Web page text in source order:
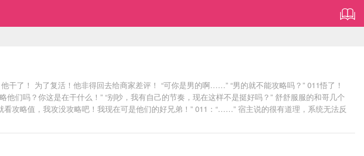
了！ 为了复活！他非得回去给商家差评！ “可你是男的啊……” “男的就不能攻略吗？” 011悟了！
们吗？你这是在干什么！” “别吵，我有自己的节奏，现在这样不是挺好吗？” 舒舒服服的和哥几个
攻略值，我攻没攻略吧！我现在可是他们的好兄弟！” 011：“……” 宿主说的很有道理，系统无法反
阳可真亮啊~” 沈迟尴尬一笑。 无邪捏紧了手机。 “哟，我咋没知道？某人志向格外远大呢~” 沈